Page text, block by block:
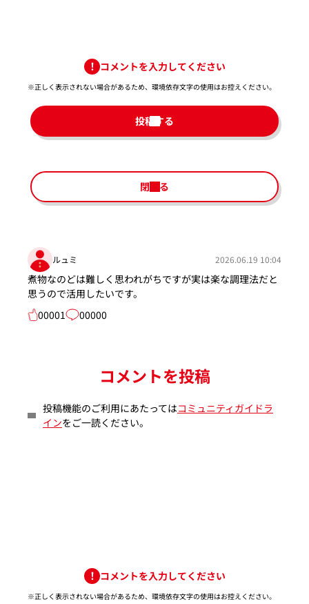
コメントを入力してください
※正しく表示されない場合があるため、環境依存文字の使用はお控えください。​
投稿する
閉じる
ルュミ 2026.06.19 10:04
煮物なのどは難しく思われがちですが実は楽な調理法だと
思うので活用したいです。
00001
00000
コメントを投稿
投稿機能のご利用にあたってはコミュニティガイドラ
インをご一読ください。
コメントを入力してください
※正しく表示されない場合があるため、環境依存文字の使用はお控えください。​